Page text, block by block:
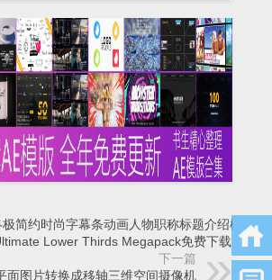
简约时尚字幕条动画人物职称标题介绍模版
Lower Thirds Megapack免费下载
下一篇
面图片转换成移轴三维空间摄像机